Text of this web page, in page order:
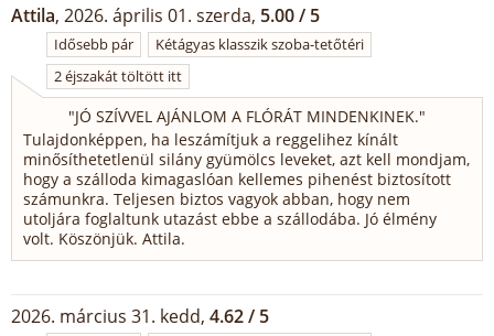
Attila, 2026. április 01. szerda, 5.00 / 5
Idősebb pár
Kétágyas klasszik szoba-tetőtéri
2 éjszakát töltött itt
"JÓ SZÍVVEL AJÁNLOM A FLÓRÁT MINDENKINEK."
Tulajdonképpen, ha leszámítjuk a reggelihez kínált
minősíthetetlenül silány gyümölcs leveket, azt kell mondjam,
hogy a szálloda kimagaslóan kellemes pihenést biztosított
számunkra. Teljesen biztos vagyok abban, hogy nem
utoljára foglaltunk utazást ebbe a szállodába. Jó élmény
volt. Köszönjük. Attila.
2026. március 31. kedd, 4.62 / 5